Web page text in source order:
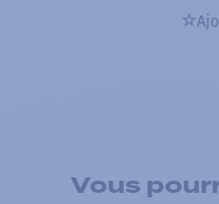
Vous